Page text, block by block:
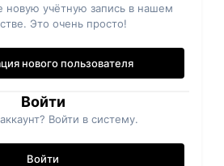
новую учётную запись в нашем
Это очень просто!
нового пользователя
Войти
Войти в систему.
Войти